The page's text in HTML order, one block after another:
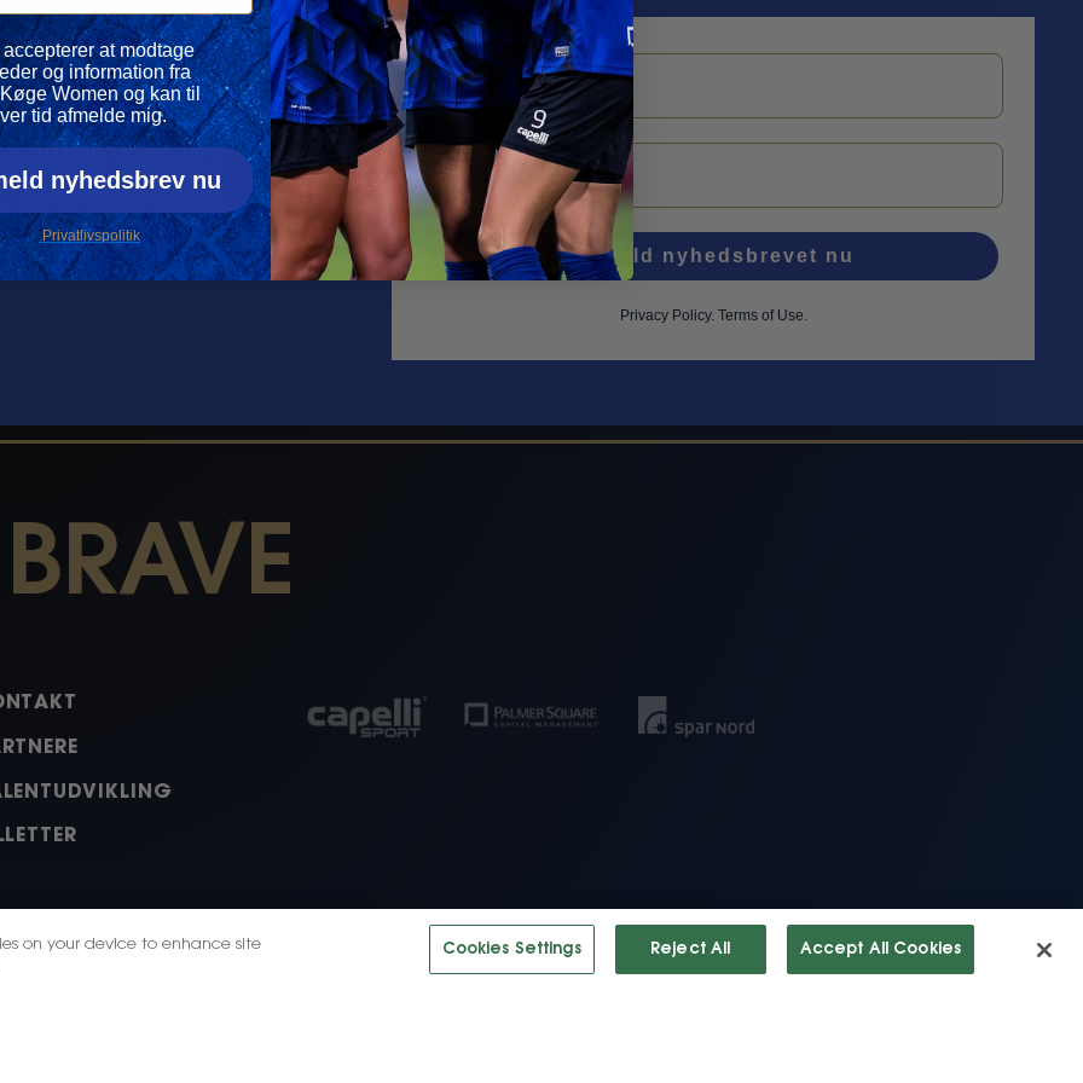
MED
KVINDER
Din e-mail
Navn
Tilmeld nyhedsbrevet nu
Privacy Policy. Terms of Use.
on your device to enhance site
Cookies Settings Reject All Accept All Cookies
at modtage
og information fra
Women og kan til
tid afmelde mig.
nyhedsbrev nu
Privatlivspolitik